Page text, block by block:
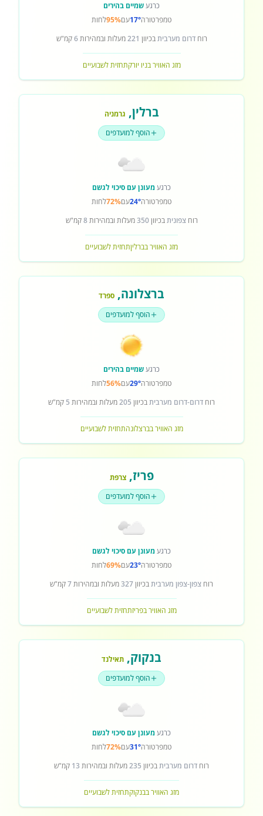
כרגעשמיים בהירים
טמפרטורה17°עם95%לחות
רוחדרום מערביתבכיוון 221מעלות ובמהירות6קמ"ש
מזג האוויר בניו יורקתחזית לשבועיים
ברלין, גרמניה
הוסף למועדפים
כרגעמעונן עם סיכוי לגשם
טמפרטורה24°עם72%לחות
רוחצפוניתבכיוון350מעלות ובמהירות8קמ"ש
מזג האוויר בברליןתחזית לשבועיים
ברצלונה, ספרד
הוסף למועדפים
כרגעשמיים בהירים
טמפרטורה29°עם56%לחות
רוח דרום-דרום מערביתבכיוון 205מעלות ובמהירות 5 קמ"ש
מזג האוויר בברצלונהתחזית לשבועיים
פריז,צרפת
הוסף למועדפים
כרגעמעונן עם סיכוי לגשם
טמפרטורה23°עם69%לחות
רוח צפון-צפון מערביתבכיוון327מעלות ובמהירות7קמ"ש
מזג האוויר בפריזתחזית לשבועיים
בנקוק, תאילנד
הוסף למועדפים
כרגעמעונן עם סיכוי לגשם
טמפרטורה31°עם72%לחות
רוח דרום מערביתבכיוון 235מעלות ובמהירות 13 קמ"ש
מזג האוויר בבנקוקתחזית לשבועיים